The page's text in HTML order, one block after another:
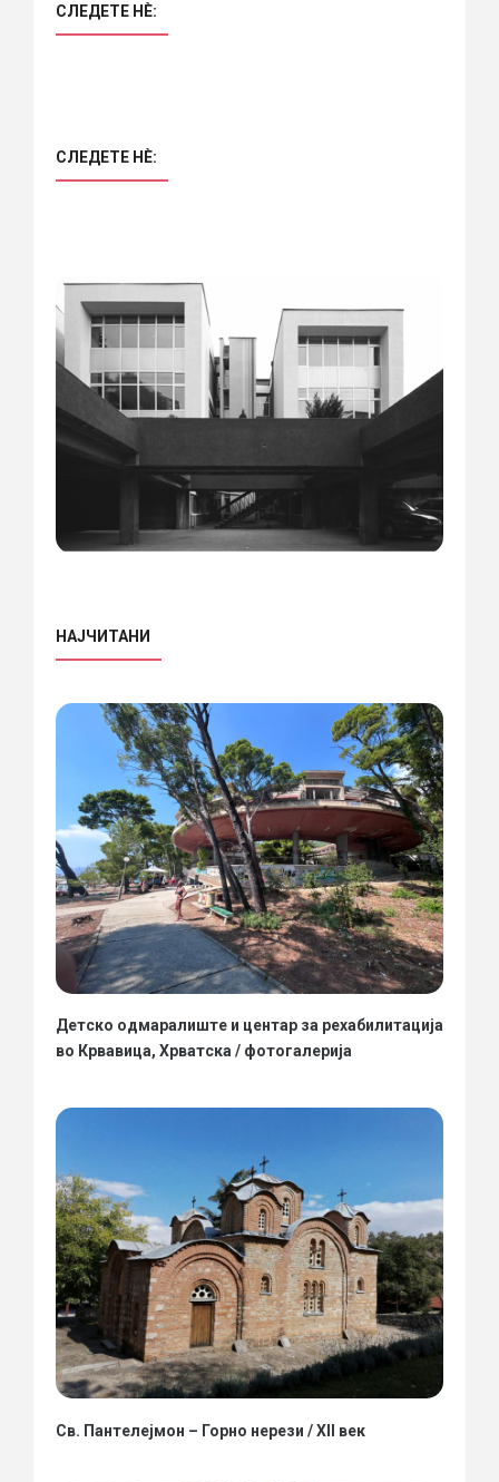
СЛЕДЕТЕ НÈ:
СЛЕДЕТЕ НÈ:
НАЈЧИТАНИ
Детско одмаралиште и центар за рехабилитација
во Крвавица, Хрватска / фотогалерија
Св. Пантелејмон – Горно нерези / XII век